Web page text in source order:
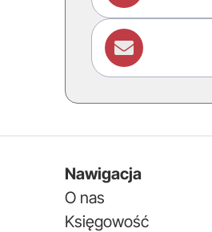

Nawigacja
O nas
Księgowość